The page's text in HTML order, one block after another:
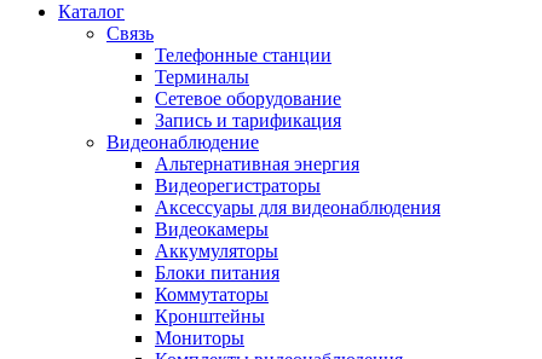
Каталог
Связь
Телефонные станции
Терминалы
Сетевое оборудование
Запись и тарификация
Видеонаблюдение
Альтернативная энергия
Видеорегистраторы
Аксессуары для видеонаблюдения
Видеокамеры
Аккумуляторы
Блоки питания
Коммутаторы
Кронштейны
Мониторы